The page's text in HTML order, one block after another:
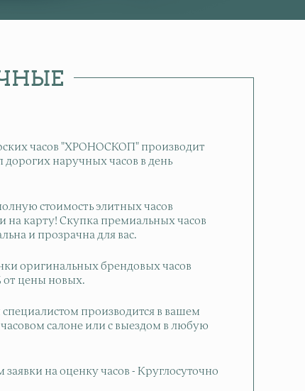
часов "ХРОНОСКОП" производит
наручных часов в день
стоимость элитных часов
на карту! Скупка премиальных часов
и прозрачна для вас.
оригинальных брендовых часов
от цены новых.
производится в вашем
часовом салоне или с выездом в любую
на оценку часов - Круглосуточно